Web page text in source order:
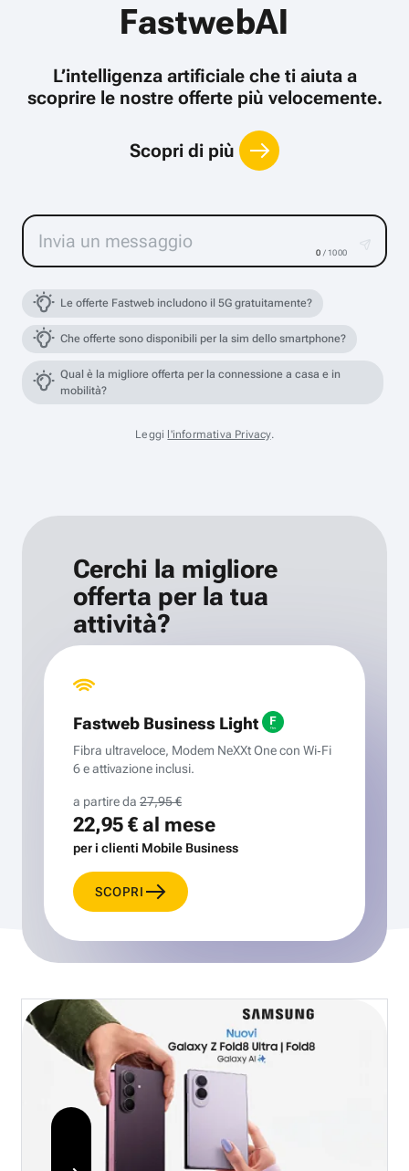
FastwebAI
L’intelligenza artificiale che ti aiuta a
scoprire le nostre offerte più velocemente.
Scopri di più
0 / 1000
Le offerte Fastweb includono il 5G gratuitamente?
Che offerte sono disponibili per la sim dello smartphone?
Qual è la migliore offerta per la connessione a casa e in
mobilità?
Leggi l'informativa Privacy.
Cerchi la migliore
offerta per la tua
attività?
Fastweb Business Light
Fibra ultraveloce, Modem NeXXt One con Wi‑Fi
6 e attivazione inclusi.
a partire da 27,95 €
22,95 €al mese
per i clienti Mobile Business
SCOPRI